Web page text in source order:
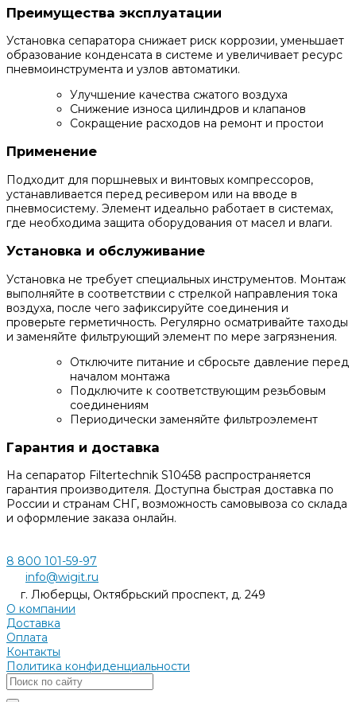
Преимущества эксплуатации
Установка сепаратора снижает риск коррозии, уменьшает
образование конденсата в системе и увеличивает ресурс
пневмоинструмента и узлов автоматики.
Улучшение качества сжатого воздуха
Снижение износа цилиндров и клапанов
Сокращение расходов на ремонт и простои
Применение
Подходит для поршневых и винтовых компрессоров,
устанавливается перед ресивером или на вводе в
пневмосистему. Элемент идеально работает в системах,
где необходима защита оборудования от масел и влаги.
Установка и обслуживание
Установка не требует специальных инструментов. Монтаж
выполняйте в соответствии с стрелкой направления тока
воздуха, после чего зафиксируйте соединения и
проверьте герметичность. Регулярно осматривайте таходы
и заменяйте фильтрующий элемент по мере загрязнения.
Отключите питание и сбросьте давление перед
началом монтажа
Подключите к соответствующим резьбовым
соединениям
Периодически заменяйте фильтроэлемент
Гарантия и доставка
На сепаратор Filtertechnik S10458 распространяется
гарантия производителя. Доступна быстрая доставка по
России и странам СНГ, возможность самовывоза со склада
и оформление заказа онлайн.
8 800 101-59-97
info@wigit.ru
г. Люберцы, Октябрьский проспект, д. 249
О компании
Доставка
Оплата
Контакты
Политика конфиденциальности